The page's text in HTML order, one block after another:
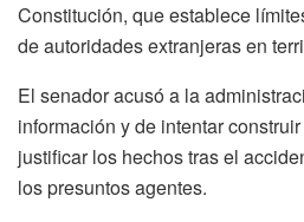
Constitución, que establece
de autoridades extranjeras en
El senador acusó a la
información y de intentar
justificar los hechos tras el
los presuntos agentes.